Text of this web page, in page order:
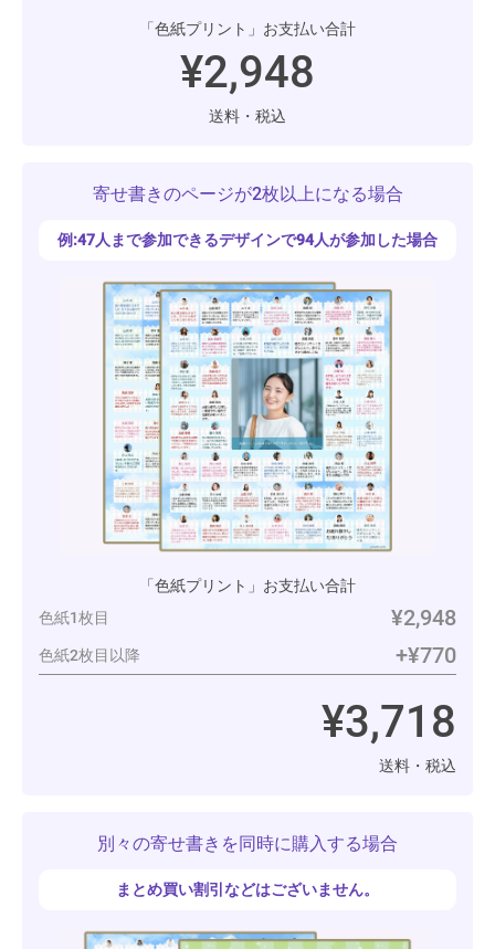
「色紙プリント」お支払い合計
¥2,948
送料・税込
寄せ書きのページが2枚以上になる場合
例:47人まで参加できるデザインで94人が参加した場合
「色紙プリント」お支払い合計
色紙1枚目
¥2,948
色紙2枚目以降 +¥770
¥3,718
送料・税込
別々の寄せ書きを同時に購入する場合
まとめ買い割引などはございません。